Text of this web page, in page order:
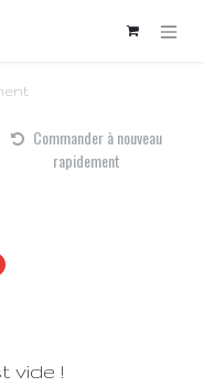
Commander à nouveau
rapidement
vide !